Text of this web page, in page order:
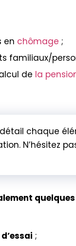
en chômage ;
familiaux/
de la
chaque
N’hésitez
;